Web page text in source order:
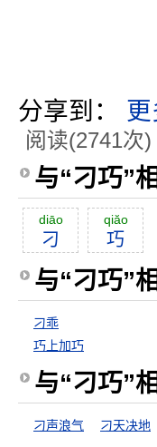
分享到： 更
阅读(2741次)
与“刁巧”
diāo
刁
qiăo
巧
与“刁巧”
刁乖
巧上加巧
与“刁巧”
刁声浪气 刁天决地